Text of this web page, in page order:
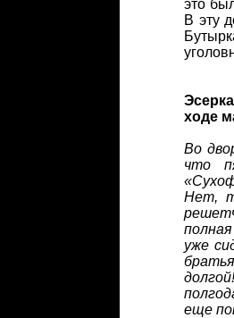
это
В эту
ходе
Во
что
Нет,
уже
еще